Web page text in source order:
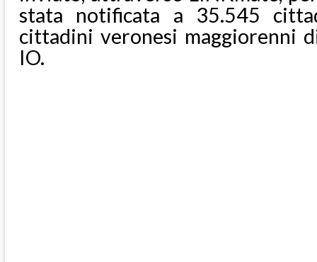
stata notificata a 35.545
cittadini veronesi maggiorenni
IO.